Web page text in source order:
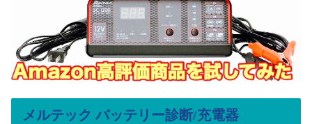
メルテック バッテリー診断/充電器